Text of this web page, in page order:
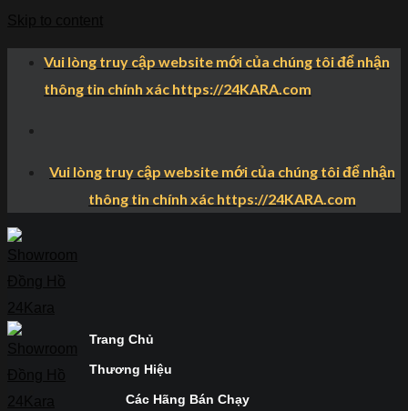
Vui lòng truy cập website mới của chúng tôi để nhận
thông tin chính xác https://24KARA.com
Vui lòng truy cập website mới của chúng tôi để nhận
thông tin chính xác https://24KARA.com
Trang Chủ
Thương Hiệu
Các Hãng Bán Chạy